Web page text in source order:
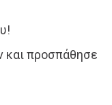
και προσπάθησε